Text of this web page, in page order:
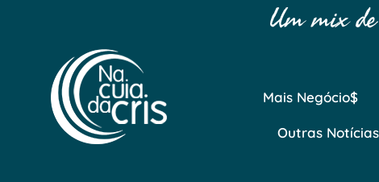
Um mix
Mais Negócio$
Outras Notícias